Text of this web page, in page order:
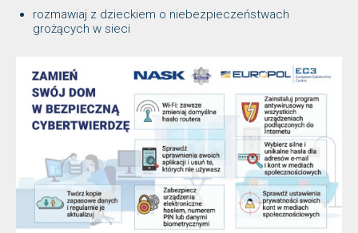
rozmawiaj z dzieckiem o niebezpieczeństwach
grożących w sieci